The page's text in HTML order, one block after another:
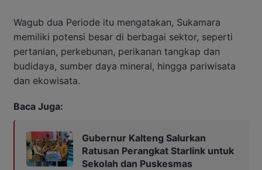
Wagub dua Periode itu mengatakan, Sukamara
memiliki potensi besar di berbagai sektor, seperti
pertanian, perkebunan, perikanan tangkap dan
budidaya, sumber daya mineral, hingga pariwisata
dan ekowisata.
Baca Juga:
Gubernur Kalteng Salurkan
Ratusan Perangkat Starlink untuk
Sekolah dan Puskesmas